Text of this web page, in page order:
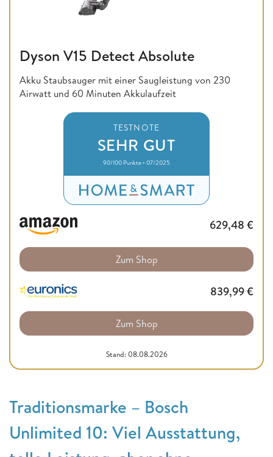
Dyson V15 Detect Absolute
Akku Staubsauger mit einer Saugleistung von 230
Airwatt und 60 Minuten Akkulaufzeit
TESTNOTE
SEHR GUT
90/100 Punkte • 07/2025
629,48 €
Zum Shop
839,99€
Zum Shop
Stand: 08.08.2026
Traditionsmarke – Bosch
Unlimited 10: Viel Ausstattung,